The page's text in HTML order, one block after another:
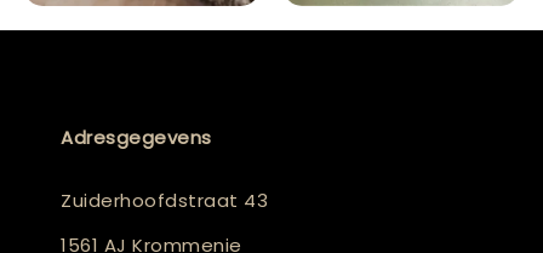
Adresgegevens
Zuiderhoofdstraat 43
1561 AJ Krommenie